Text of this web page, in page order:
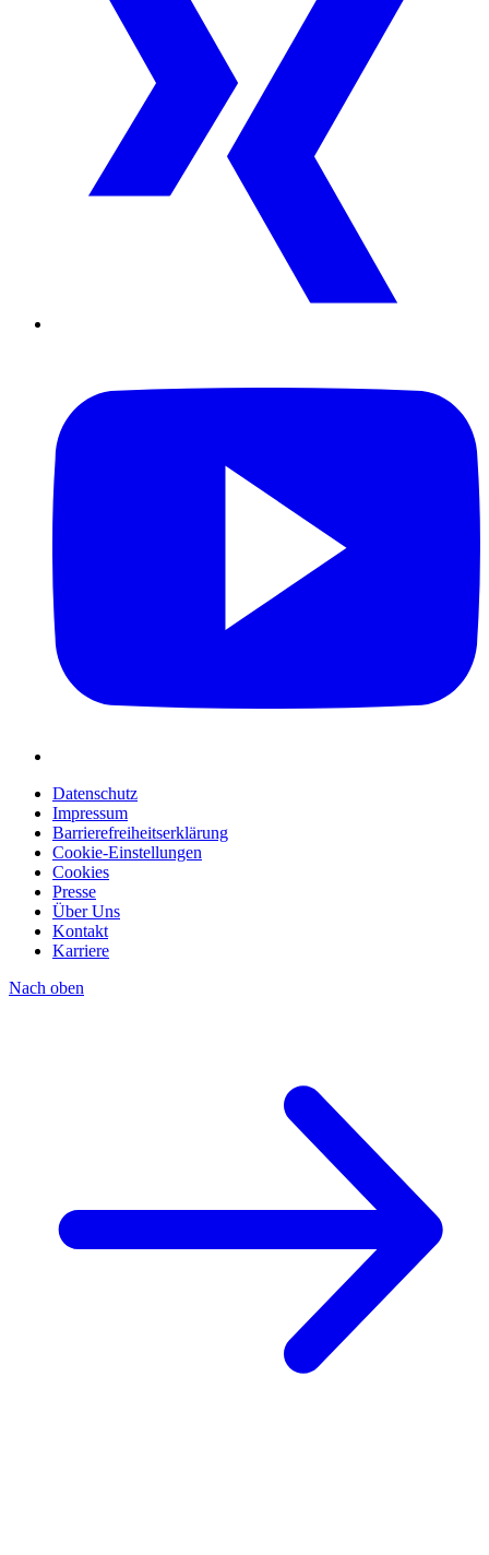
Datenschutz
Impressum
Barrierefreiheitserklärung
Cookie-Einstellungen
Cookies
Presse
Über Uns
Kontakt
Karriere
Nach oben